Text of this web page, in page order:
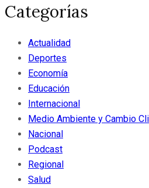
Categorías
Actualidad
Deportes
Economía
Educación
Internacional
Medio Ambiente y Cambio
Nacional
Podcast
Regional
Salud